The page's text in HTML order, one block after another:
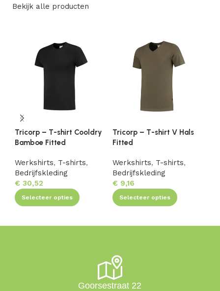
Bekijk alle producten
Tricorp – T-shirt Cooldry
Bamboe Fitted
Werkshirts, T-shirts,
Bedrijfskleding
€ 30,52
Selecteer opties
Tricorp – T-shirt V Hals
Fitted
Werkshirts, T-shirts,
Bedrijfskleding
€9,16
Selecteer opties
Goorsestraat 22